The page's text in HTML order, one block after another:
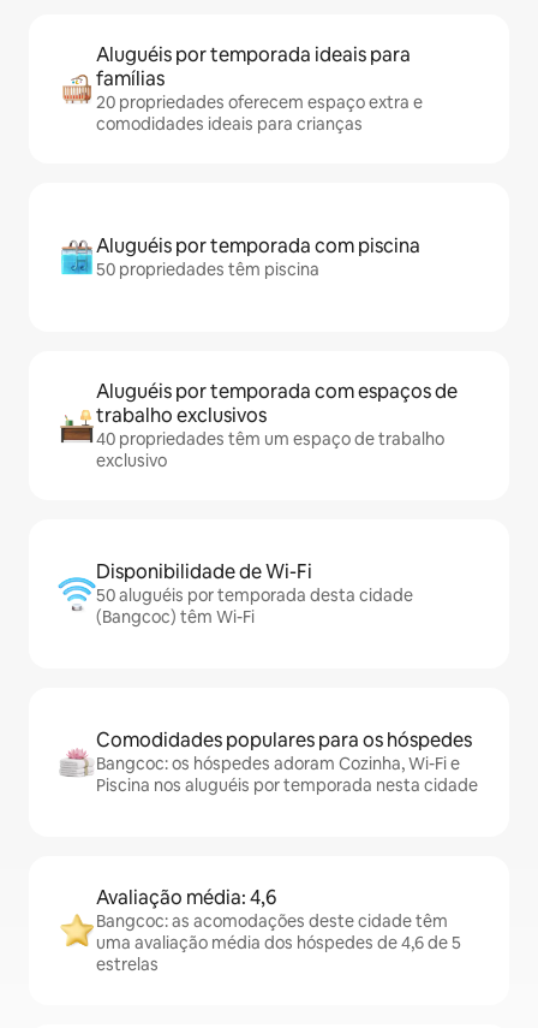
Aluguéis por temporada ideais para
famílias
20 propriedades oferecem espaço extra e
comodidades ideais para crianças
Aluguéis por temporada com piscina
50 propriedades têm piscina
Aluguéis por temporada com espaços de
trabalho exclusivos
40 propriedades têm um espaço de trabalho
exclusivo
Disponibilidade de Wi-Fi
50 aluguéis por temporada desta cidade
(Bangcoc) têm Wi-Fi
Comodidades populares para os hóspedes
Bangcoc: os hóspedes adoram Cozinha, Wi-Fi e
Piscina nos aluguéis por temporada nesta cidade
Avaliação média: 4,6
Bangcoc: as acomodações deste cidade têm
uma avaliação média dos hóspedes de 4,6 de 5
estrelas